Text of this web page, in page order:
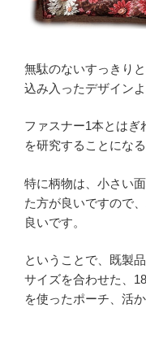
無駄のないすっきり
込み入ったデザインよ
ファスナー1本とはぎ
を研究することになる
特に柄物は、小さい
た方が良いですので
良いです。
ということで、既製
サイズを合わせた、
を使ったポーチ、活